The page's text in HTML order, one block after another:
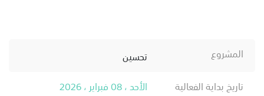
المشروع
تحسين
تاريخ بداية الفعالية
الأحد ، 08 فبراير ، 2026